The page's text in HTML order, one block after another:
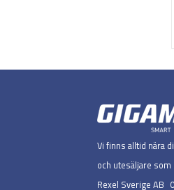
Vi finns alltid nära
och utesäljare som
Rexel Sverige AB